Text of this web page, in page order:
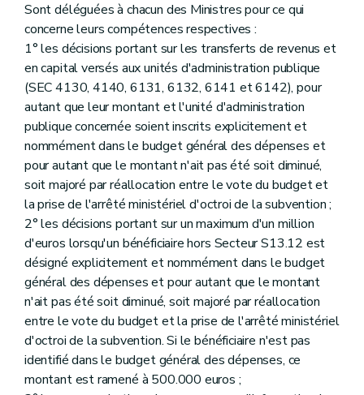
Sont déléguées à chacun des Ministres pour ce qui
concerne leurs compétences respectives :
1° les décisions portant sur les transferts de revenus et
en capital versés aux unités d'administration publique
(SEC 4130, 4140, 6131, 6132, 6141 et 6142), pour
autant que leur montant et l'unité d'administration
publique concernée soient inscrits explicitement et
nommément dans le budget général des dépenses et
pour autant que le montant n'ait pas été soit diminué,
soit majoré par réallocation entre le vote du budget et
la prise de l'arrêté ministériel d'octroi de la subvention ;
2° les décisions portant sur un maximum d'un million
d'euros lorsqu'un bénéficiaire hors Secteur S13.12 est
désigné explicitement et nommément dans le budget
général des dépenses et pour autant que le montant
n'ait pas été soit diminué, soit majoré par réallocation
entre le vote du budget et la prise de l'arrêté ministériel
d'octroi de la subvention. Si le bénéficiaire n'est pas
identifié dans le budget général des dépenses, ce
montant est ramené à 500.000 euros ;